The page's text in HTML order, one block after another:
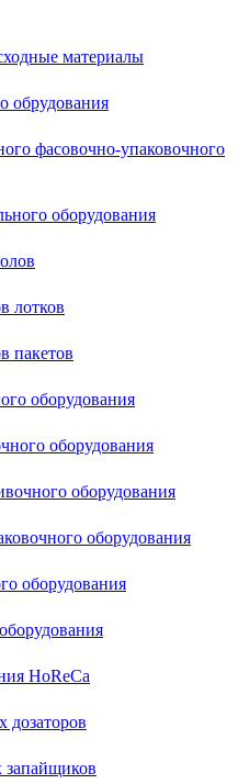
материалы
обрудования
фасовочно-упаковочного
оборудования
лотков
пакетов
оборудования
оборудования
оборудования
оборудования
оборудования
HoReCa
дозаторов
запайщиков